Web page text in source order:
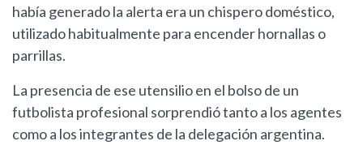
había generado la alerta era un chispero doméstico,
utilizado habitualmente para encender hornallas o
parrillas.
La presencia de ese utensilio en el bolso de un
futbolista profesional sorprendió tanto a los agentes
como a los integrantes de la delegación argentina.